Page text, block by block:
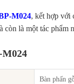
M024, kết hợp với
là một tác
M024
Bàn phấn